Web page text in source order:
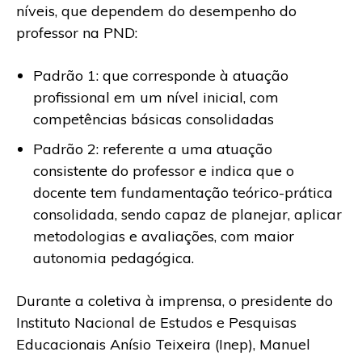
níveis, que dependem do desempenho do
professor na PND:
Padrão 1: que corresponde à atuação
profissional em um nível inicial, com
competências básicas consolidadas
Padrão 2: referente a uma atuação
consistente do professor e indica que o
docente tem fundamentação teórico-prática
consolidada, sendo capaz de planejar, aplicar
metodologias e avaliações, com maior
autonomia pedagógica.
Durante a coletiva à imprensa, o presidente do
Instituto Nacional de Estudos e Pesquisas
Educacionais Anísio Teixeira (Inep), Manuel